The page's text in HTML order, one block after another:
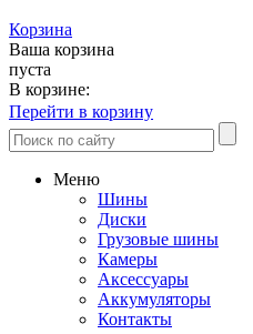
Корзина
Ваша корзина
пуста
В корзине:
Перейти в корзину
Меню
Шины
Диски
Грузовые шины
Камеры
Аксессуары
Аккумуляторы
Контакты